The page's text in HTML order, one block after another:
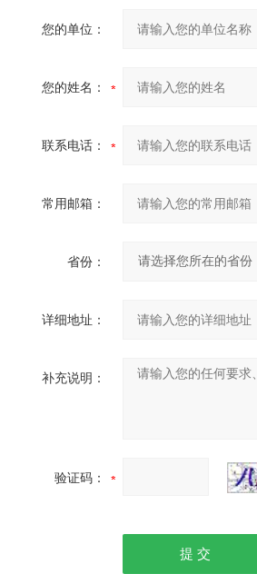
您的单位：
您的姓名：
联系电话：
常用邮箱：
省份：
详细地址：
补充说明：
验证码：